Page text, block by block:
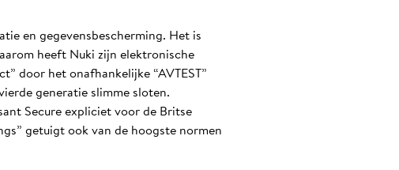
en gegevensbescherming. Het is
heeft Nuki zijn elektronische
door het onafhankelijke “AVTEST”
generatie slimme sloten.
Secure expliciet voor de Britse
getuigt ook van de hoogste normen